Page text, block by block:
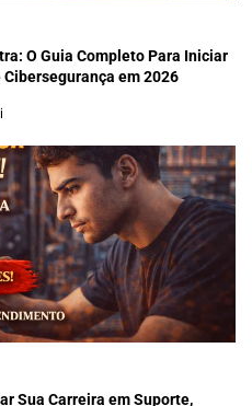
O Guia Completo Para Iniciar
em 2026
Sua Carreira em Suporte,